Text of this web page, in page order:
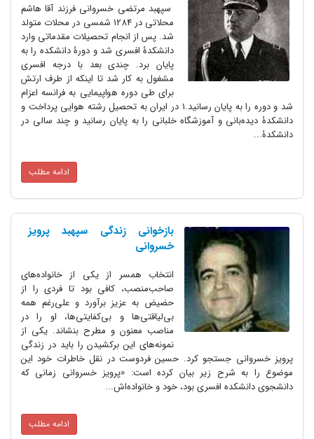
سپهبد مرتضی خسروانی فرزند آقا هاشم
محلاتی در 1284 شمسی در محلات متولد
شد. پس از انجام تحصیلات مقدماتی وارد
دانشکدۀ افسری شد و دورۀ دانشکده را به
پایان برد. چندی بعد با درجه افسری
مشغول به کار شد تا اینکه از طرف ارتش
برای طی دوره هواپیمایی به فرانسه اعزام
شد و دوره را به پایان رسانید.1 در ایران به تحصیل رشته هوایی پرداخت و
و آموزشگاه خلبانی را به پایان رسانید و چند سالی در
بازخوانی زندگی سپهبد پرویز
خسروانی
انتخاب همسر از یکی از خانواده‌های
صاحب‌منصب، کافی بود تا فردی را از
حضیض به عزیز برآورد و علی‌رغم همه
بی‌لیاقتی‌ها و بی‌کفایتی‌ها، او را در
مناصب معنون و مطرح بنشاند. یکی از
نمونه‌های این برکشیدن را باید در زندگی
جستجو کرد. حسین فردوست در نقل خاطرات خود این
شرح زیر بیان کرده است: «پرویز خسروانی زمانی که
افسری بود، خود و خانواده‌اش...